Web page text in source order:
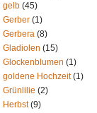
gelb (45)
Gerber (1)
Gerbera (8)
Gladiolen (15)
Glockenblumen (1)
goldene Hochzeit (1)
Grünlilie (2)
Herbst (9)